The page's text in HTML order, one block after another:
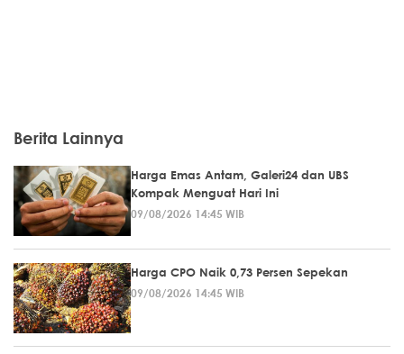
Berita Lainnya
Harga Emas Antam, Galeri24 dan UBS
Kompak Menguat Hari Ini
09/08/2026 14:45 WIB
Harga CPO Naik 0,73 Persen Sepekan
09/08/2026 14:45 WIB